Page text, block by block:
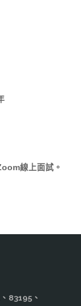
線上面試。
83195、